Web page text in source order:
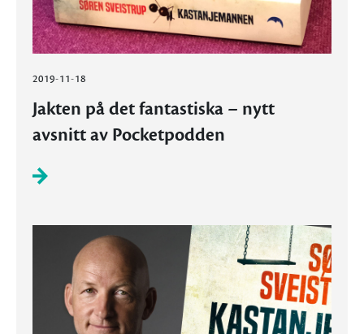
2019-11-18
Jakten på det fantastiska – nytt
avsnitt av Pocketpodden